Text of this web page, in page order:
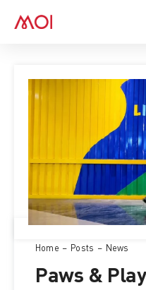
Home Posts News
Paws &